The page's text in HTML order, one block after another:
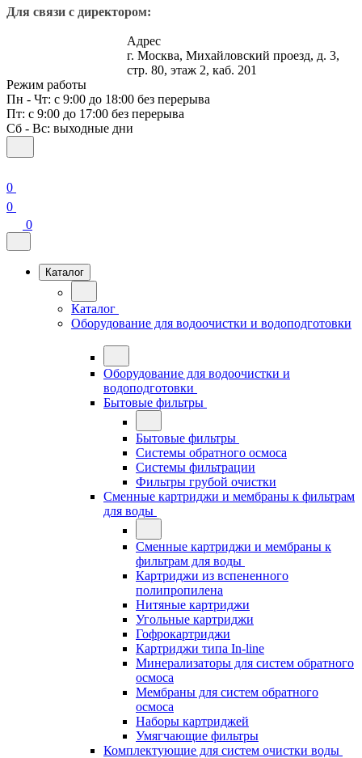
Для связи с директором:
Адрес
г. Москва, Михайловский проезд, д. 3,
стр. 80, этаж 2, каб. 201
Режим работы
Пн - Чт: с 9:00 до 18:00 без перерыва
Пт: с 9:00 до 17:00 без перерыва
Сб - Вс: выходные дни
0
0
0
Каталог
Каталог
Оборудование для водоочистки и водоподготовки
Оборудование для водоочистки и
водоподготовки
Бытовые фильтры
Бытовые фильтры
Системы обратного осмоса
Системы фильтрации
Фильтры грубой очистки
Сменные картриджи и мембраны к фильтрам
для воды
Сменные картриджи и мембраны к
фильтрам для воды
Картриджи из вспененного
полипропилена
Нитяные картриджи
Угольные картриджи
Гофрокартриджи
Картриджи типа In-line
Минерализаторы для систем обратного
осмоса
Мембраны для систем обратного
осмоса
Наборы картриджей
Умягчающие фильтры
Комплектующие для систем очистки воды